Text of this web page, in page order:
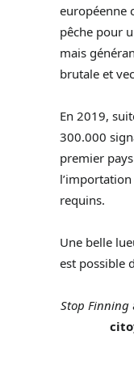
européenne
pêche pour
mais
brutale et
En 2019,
300.000
premier
l’importation
requins.
Une belle
est possible
Stop Finning